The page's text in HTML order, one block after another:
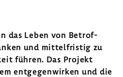
das Leben von Betrof­
und mittel­fristig zu
führen. Das Projekt
entgegenwirken und die